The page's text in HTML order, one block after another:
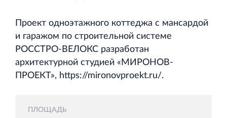
Научно‐исследовательский институт
ЛЕННИИПРОЕКТ
Проектный институт по жилищно‐гражданскому
Проект одноэтажного коттеджа с мансардой
и гаражом по строительной системе
РОССТРО-ВЕЛОКС разработан
архитектурной студией «МИРОНОВ‐
ПРОЕКТ», https://mironovproekt.ru/.
ПЛОЩАДЬ